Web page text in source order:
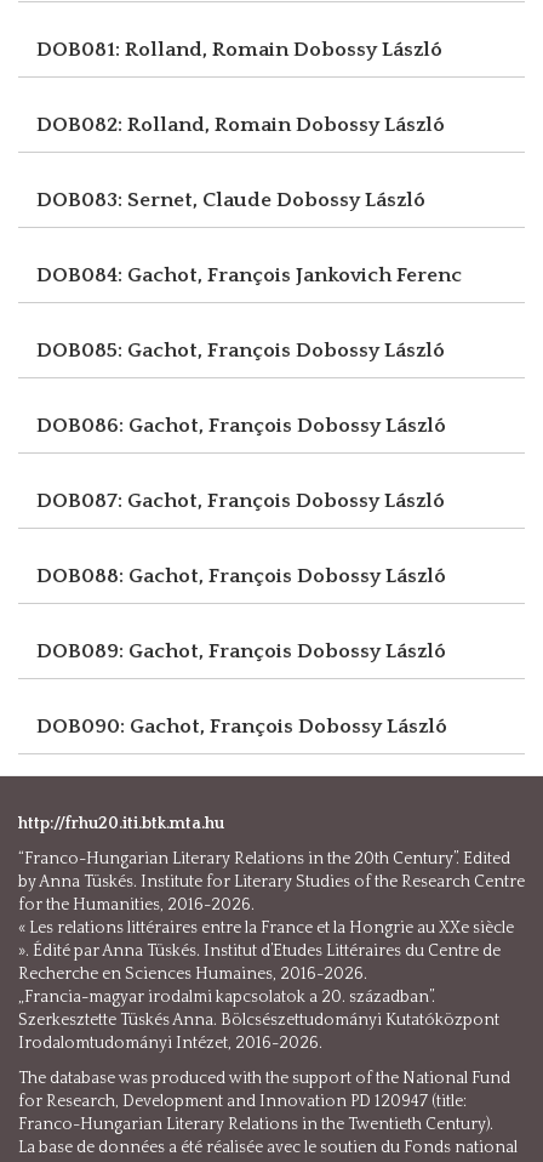
DOB081: Rolland, RomainDobossy László
DOB082: Rolland, RomainDobossy László
DOB083: Sernet, Claude Dobossy László
DOB084: Gachot, François Jankovich Ferenc
DOB085: Gachot, François Dobossy László
DOB086: Gachot, François Dobossy László
DOB087: Gachot, François Dobossy László
DOB088: Gachot, François Dobossy László
DOB089: Gachot, François Dobossy László
DOB090: Gachot, François Dobossy László
http://frhu20.iti.btk.mta.hu
“Franco-Hungarian Literary Relations in the 20th Century”. Edited
by Anna Tüskés. Institute for Literary Studies of the Research Centre
for the Humanities, 2016-2026.
« Les relations littéraires entre la France et la Hongrie au XXe siècle
». Édité par Anna Tüskés. Institut d’Etudes Littéraires du Centre de
Recherche en Sciences Humaines, 2016-2026.
„Francia-magyar irodalmi kapcsolatok a 20. században”.
Szerkesztette Tüskés Anna. Bölcsészettudományi Kutatóközpont
Irodalomtudományi Intézet, 2016-2026.
The database was produced with the support of the National Fund
for Research, Development and Innovation PD 120947 (title:
Franco-Hungarian Literary Relations in the Twentieth Century).
La base de données a été réalisée avec le soutien du Fonds national